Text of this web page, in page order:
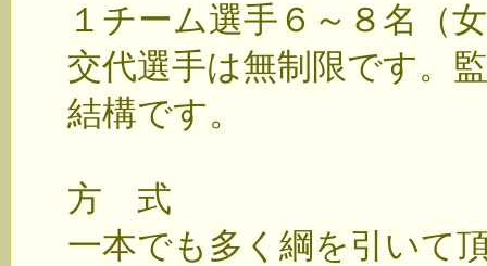
１チーム選手６～８名（
交代選手は無制限です。
結構です。
方 式
一本でも多く綱を引いて